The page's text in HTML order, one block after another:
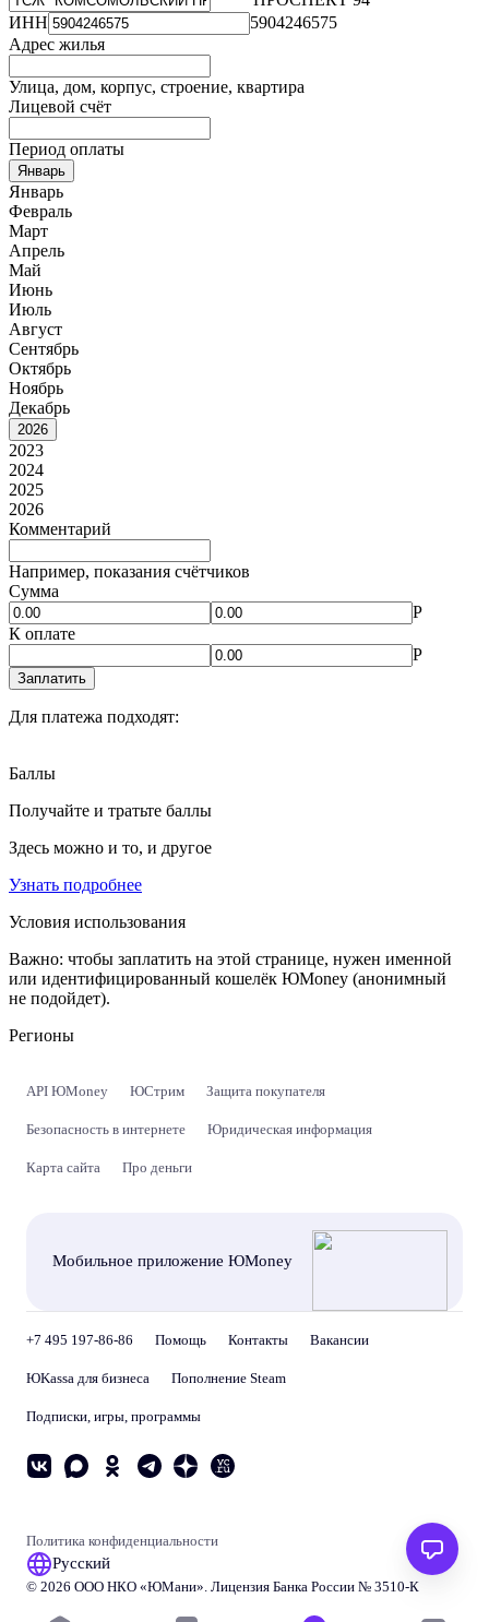
ИНН
5904246575
Адрес жилья
Улица, дом, корпус, строение, квартира
Лицевой счёт
Период оплаты
Январь
Январь
Февраль
Март
Апрель
Май
Июнь
Июль
Август
Сентябрь
Октябрь
Ноябрь
Декабрь
2026
2023
2024
2025
2026
Комментарий
Например, показания счётчиков
Сумма
Р
К оплате
Р
Заплатить
Для платежа подходят:
Баллы
Получайте и тратьте баллы
Здесь можно и то, и другое
Узнать подробнее
Условия использования
Важно: чтобы заплатить на этой странице, нужен именной
или идентифицированный кошелёк ЮMoney (анонимный
не подойдет).
Регионы
API ЮMoney ЮСтрим Защита покупателя
Безопасность в интернете Юридическая информация
Карта сайта Про деньги
Мобильное приложение ЮMoney
+7 495 197-86-86 Помощь Контакты Вакансии
ЮKassa для бизнеса Пополнение Steam
Подписки, игры, программы
Русский
© 2026 ООО НКО «ЮМани». Лицензия Банка России № 3510‑К
Политика конфиденциальности